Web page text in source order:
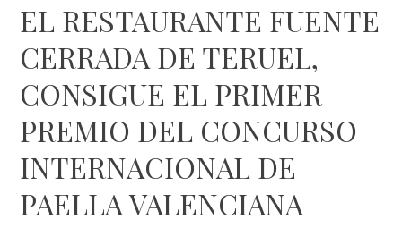
EL RESTAURANTE FUENTE
CERRADA DE TERUEL,
CONSIGUE EL PRIMER
PREMIO DEL CONCURSO
INTERNACIONAL DE
PAELLA VALENCIANA